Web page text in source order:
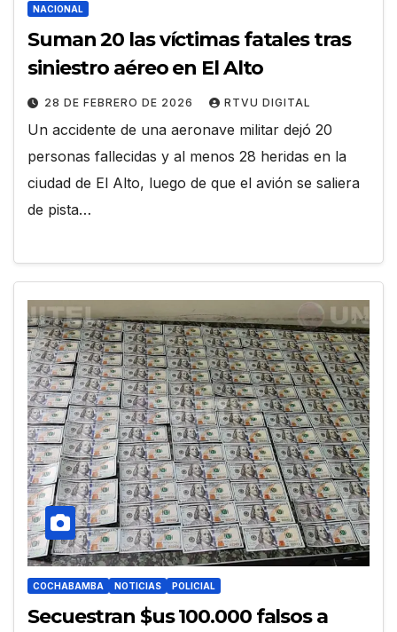
NACIONAL
Suman 20 las víctimas fatales tras
siniestro aéreo en El Alto
28 DE FEBRERO DE 2026 RTVU DIGITAL
Un accidente de una aeronave militar dejó 20
personas fallecidas y al menos 28 heridas en la
ciudad de El Alto, luego de que el avión se saliera
de pista…
COCHABAMBA NOTICIAS POLICIAL
Secuestran $us 100.000 falsos a